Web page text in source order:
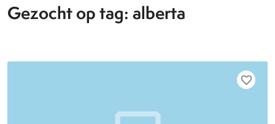
Gezocht op tag: alberta
favorite_border